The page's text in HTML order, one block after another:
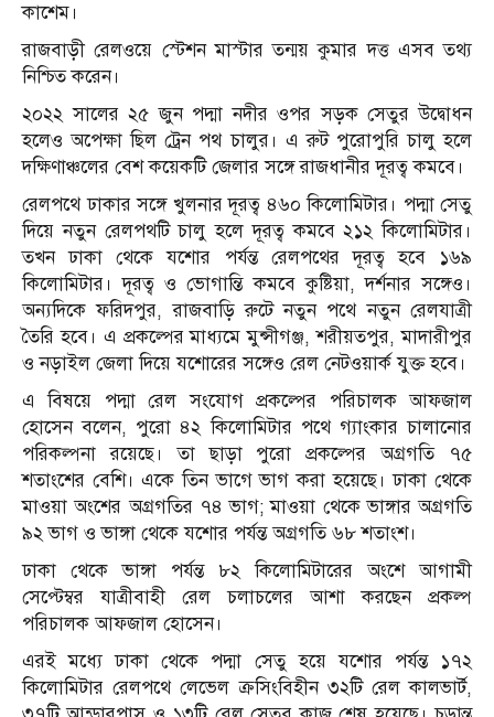
কাশেম।
রাজবাড়ী রেলওয়ে স্টেশন মাস্টার তন্ময় কুমার দত্ত এসব তথ্য
নিশ্চিত করেন।
২০২২ সালের ২৫ জুন পদ্মা নদীর ওপর সড়ক সেতুর উদ্বোধন
হলেও অপেক্ষা ছিল ট্রেন পথ চালুর। এ রুট পুরোপুরি চালু হলে
দক্ষিণাঞ্চলের বেশ কয়েকটি জেলার সঙ্গে রাজধানীর দূরত্ব কমবে।
রেলপথে ঢাকার সঙ্গে খুলনার দূরত্ব ৪৬০ কিলোমিটার। পদ্মা সেতু
দিয়ে নতুন রেলপথটি চালু হলে দূরত্ব কমবে ২১২ কিলোমিটার।
তখন ঢাকা থেকে যশোর পর্যন্ত রেলপথের দূরত্ব হবে ১৬৯
কিলোমিটার। দূরত্ব ও ভোগান্তি কমবে কুষ্টিয়া, দর্শনার সঙ্গেও।
অন্যদিকে ফরিদপুর, রাজবাড়ি রুটে নতুন পথে নতুন রেলযাত্রী
তৈরি হবে। এ প্রকল্পের মাধ্যমে মুন্সীগঞ্জ, শরীয়তপুর, মাদারীপুর
ও নড়াইল জেলা দিয়ে যশোরের সঙ্গেও রেল নেটওয়ার্ক যুক্ত হবে।
এ বিষয়ে পদ্মা রেল সংযোগ প্রকল্পের পরিচালক আফজাল
হোসেন বলেন, পুরো ৪২ কিলোমিটার পথে গ্যাংকার চালানোর
পরিকল্পনা রয়েছে। তা ছাড়া পুরো প্রকল্পের অগ্রগতি ৭৫
শতাংশের বেশি। একে তিন ভাগে ভাগ করা হয়েছে। ঢাকা থেকে
মাওয়া অংশের অগ্রগতির ৭৪ ভাগ; মাওয়া থেকে ভাঙ্গার অগ্রগতি
৯২ ভাগ ও ভাঙ্গা থেকে যশোর পর্যন্ত অগ্রগতি ৬৮ শতাংশ।
ঢাকা থেকে ভাঙ্গা পর্যন্ত ৮২ কিলোমিটারের অংশে আগামী
সেপ্টেম্বর যাত্রীবাহী রেল চলাচলের আশা করছেন প্রকল্প
পরিচালক আফজাল হোসেন।
এরই মধ্যে ঢাকা থেকে পদ্মা সেতু হয়ে যশোর পর্যন্ত ১৭২
কিলোমিটার রেলপথে লেভেল ক্রসিংবিহীন ৩২টি রেল কালভার্ট,